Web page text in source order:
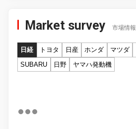
Market survey 市場情報
日経 トヨタ 日産 ホンダ マツダ
SUBARU
日野 ヤマハ発動機